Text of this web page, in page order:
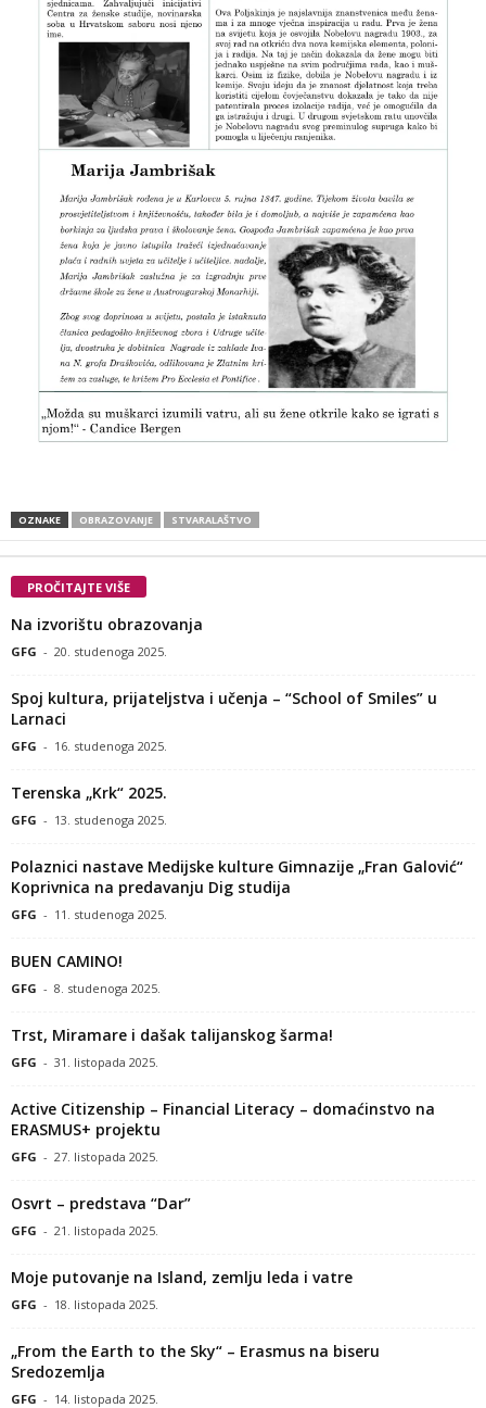
OZNAKE OBRAZOVANJE STVARALAŠTVO
PROČITAJTE VIŠE
Na izvorištu obrazovanja
GFG - 20. studenoga 2025.
Spoj kultura, prijateljstva i učenja – “School of Smiles” u
Larnaci
GFG - 16. studenoga 2025.
Terenska „Krk“ 2025.
GFG - 13. studenoga 2025.
Polaznici nastave Medijske kulture Gimnazije „Fran Galović“
Koprivnica na predavanju Dig studija
GFG - 11. studenoga 2025.
BUEN CAMINO!
GFG - 8. studenoga 2025.
Trst, Miramare i dašak talijanskog šarma!
GFG - 31. listopada 2025.
Active Citizenship – Financial Literacy – domaćinstvo na
ERASMUS+ projektu
GFG - 27. listopada 2025.
Osvrt – predstava “Dar”
GFG - 21. listopada 2025.
Moje putovanje na Island, zemlju leda i vatre
GFG - 18. listopada 2025.
„From the Earth to the Sky“ – Erasmus na biseru
Sredozemlja
GFG - 14. listopada 2025.